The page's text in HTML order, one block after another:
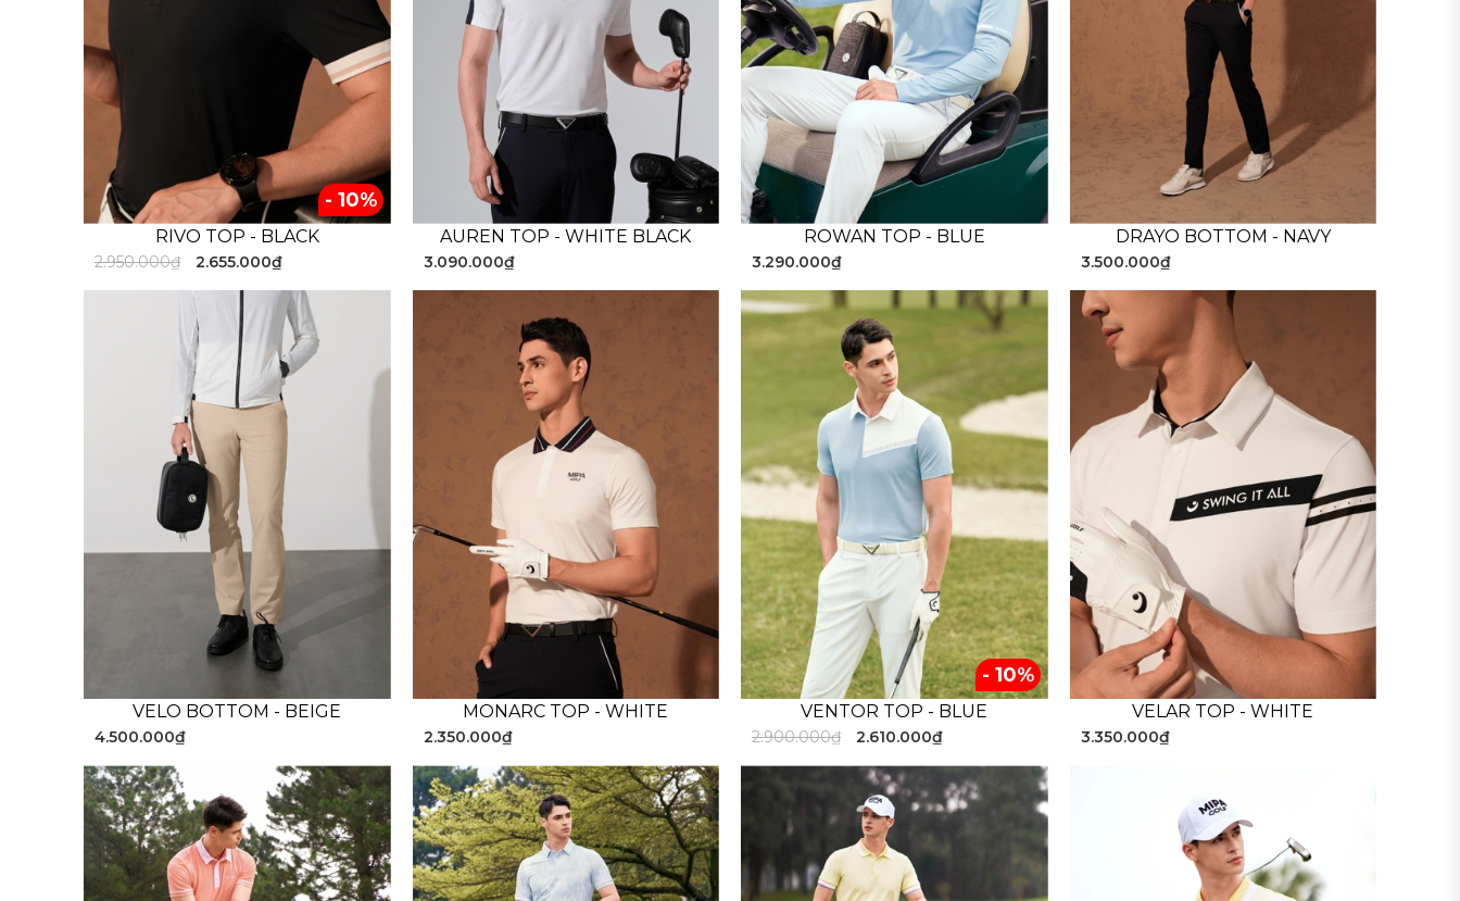
- 10%
RIVO TOP - BLACK
2.950.000₫ 2.655.000₫
AUREN TOP - WHITE BLACK
3.090.000₫
ROWAN TOP - BLUE
3.290.000₫
DRAYO BOTTOM - NAVY
3.500.000₫
VELO BOTTOM - BEIGE
4.500.000₫
MONARC TOP - WHITE
2.350.000₫
- 10%
VENTOR TOP - BLUE
2.900.000₫ 2.610.000₫
VELAR TOP - WHITE
3.350.000₫